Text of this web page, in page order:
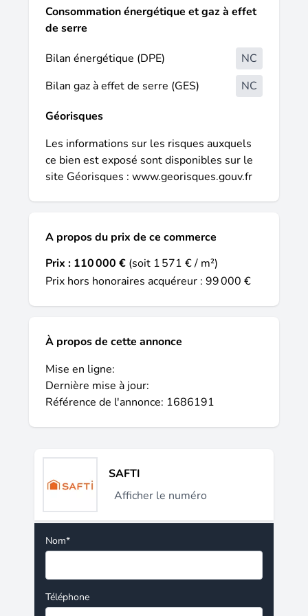
constante évolution. Les informations sur
les risques auxquels ce bien est exposé
Prix de cession honoraires d'agence HT
inclus : 110 000 € Prix de cession hors
honoraires d'agence : 99 000 € Honoraires
2 200 € TVA, soit 13 200 € TTC Contactez
votre conseiller SAFTI : Maité OTT, Tél. : 06
19 14 12 88, E-mail : maite.ott@safti.fr - EI
- Agent commercial immatriculé au RSAC
de Béziers sous le numéro 918695313.
Consommation énergétique et gaz à effet
de serre
Bilan énergétique (DPE)
NC
Bilan gaz à effet de serre (GES)
NC
Géorisques
Les informations sur les risques auxquels
ce bien est exposé sont disponibles sur le
site Géorisques : www.georisques.gouv.fr
A propos du prix de ce commerce
Prix : 110 000 € (soit 1 571 € / m²)
Prix hors honoraires acquéreur : 99 000 €
À propos de cette annonce
Mise en ligne:
Dernière mise à jour:
Référence de l'annonce: 1686191
SAFTI
Afficher le numéro
Nom*
Téléphone